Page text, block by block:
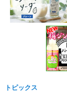
トピックス